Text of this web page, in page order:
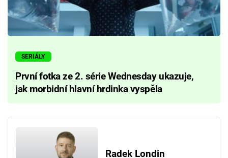
SERIÁLY
První fotka ze 2. série Wednesday ukazuje,
jak morbidní hlavní hrdinka vyspěla
Radek Londin